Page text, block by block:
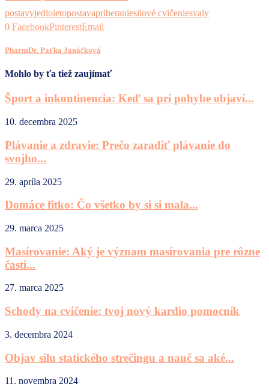
postavyjedloletopostavapriberaniesilové cvičeniesvaly
0 FacebookPinterestEmail
PharmDr. Paťka Janáčková
Mohlo by ťa tiež zaujímať
Šport a inkontinencia: Keď sa pri pohybe objaví...
10. decembra 2025
Plávanie a zdravie: Prečo zaradiť plávanie do
svojho...
29. apríla 2025
Domáce fitko: Čo všetko by si si mala...
29. marca 2025
Masírovanie: Aký je význam masírovania pre rôzne
časti...
27. marca 2025
Schody na cvičenie: tvoj nový kardio pomocník
3. decembra 2024
Objav silu statického strečingu a nauč sa aké...
11. novembra 2024